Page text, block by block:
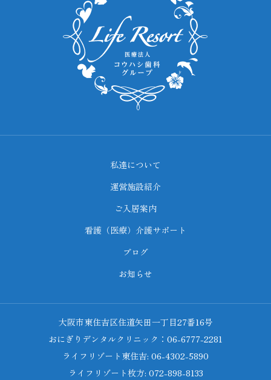
私達について
運営施設紹介
ご入居案内
看護（医療）介護サポート
ブログ
お知らせ
大阪市東住吉区住道矢田一丁目27番16号
おにぎりデンタルクリニック：06-6777-2281
ライフリゾート東住吉: 06-4302-5890
ライフリゾート枚方: 072-898-8133